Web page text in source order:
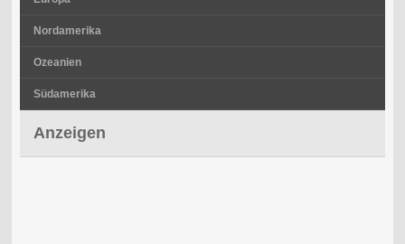
Nordamerika
Ozeanien
Südamerika
Anzeigen